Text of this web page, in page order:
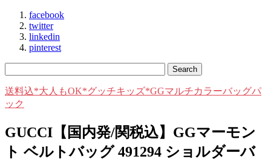
facebook
twitter
linkedin
pinterest
送料込*大人もOK*グッチキッズ*GGマルチカラーバッグパ
ック
GUCCI【国内発/関税込】GGマーモン
ト ベルトバッグ 491294 ショルダーバ